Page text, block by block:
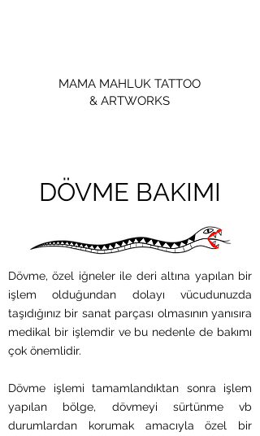
MAMA MAHLUK TATTOO
& ARTWORKS
DÖVME BAKIMI
Dövme, özel iğneler ile deri altına yapılan bir
işlem olduğundan dolayı vücudunuzda
taşıdığınız bir sanat parçası olmasının yanısıra
medikal bir işlemdir ve bu nedenle de bakımı
çok önemlidir.
Dövme işlemi tamamlandıktan sonra işlem
yapılan bölge, dövmeyi sürtünme vb
durumlardan korumak amacıyla özel bir